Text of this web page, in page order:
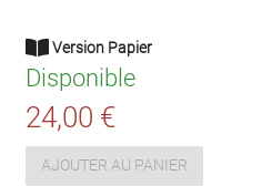
Version Papier
Disponible
24,00 €
AJOUTER AU PANIER